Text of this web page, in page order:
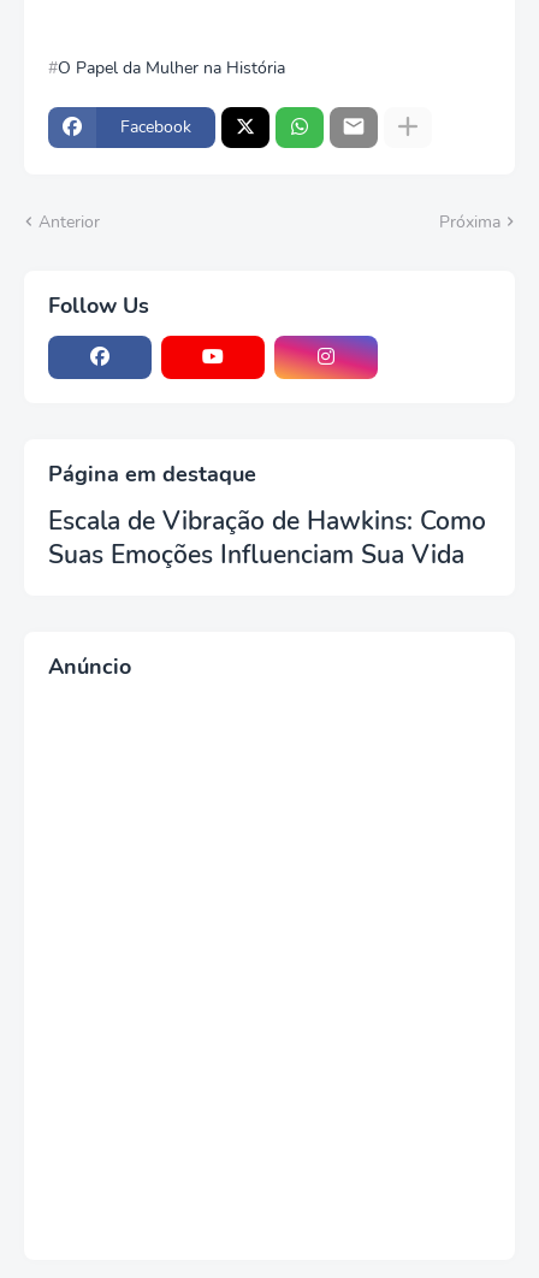
O Papel da Mulher na História
Facebook
Anterior Próxima
Follow Us
Página em destaque
Escala de Vibração de Hawkins: Como
Suas Emoções Influenciam Sua Vida
Anúncio